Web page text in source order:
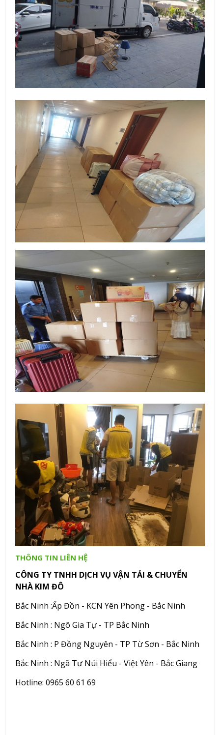
THÔNG TIN LIÊN HỆ
CÔNG TY TNHH DỊCH VỤ VẬN TẢI & CHUYỂN
NHÀ KIM ĐÔ
Bắc Ninh :Ấp Đồn - KCN Yên Phong - Bắc Ninh
Bắc Ninh : Ngô Gia Tự - TP Bắc Ninh
Bắc Ninh : P Đồng Nguyên - TP Từ Sơn - Bắc Ninh
Bắc Ninh : Ngã Tư Núi Hiểu - Việt Yên - Bắc Giang
Hotline: 0965 60 61 69